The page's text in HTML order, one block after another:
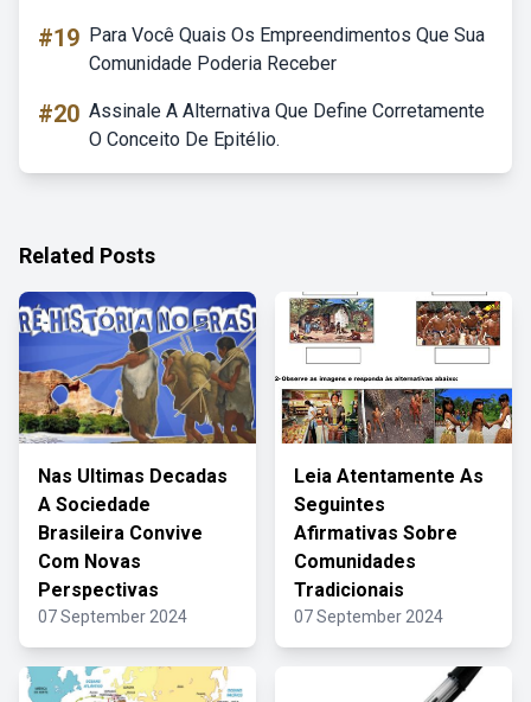
#19 Para Você Quais Os Empreendimentos Que Sua
Comunidade Poderia Receber
#20 Assinale A Alternativa Que Define Corretamente
O Conceito De Epitélio.
Related Posts
Nas Ultimas Decadas
A Sociedade
Brasileira Convive
Com Novas
Perspectivas
07 September 2024
Leia Atentamente As
Seguintes
Afirmativas Sobre
Comunidades
Tradicionais
07 September 2024